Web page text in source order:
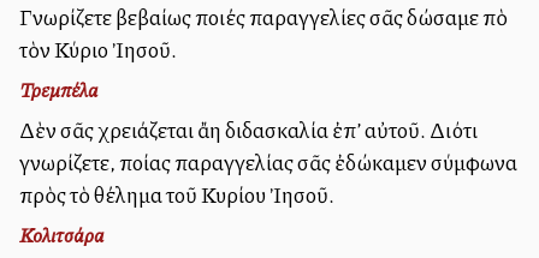
Γνωρίζετε βεβαίως ποιές παραγγελίες σᾶς δώσαμε ἀπὸ
τὸν Κύριο Ἰησοῦ.
Τρεμπέλα
Δὲν σᾶς χρειάζεται ἄλλη διδασκαλία ἐπ’ αὐτοῦ. Διότι
γνωρίζετε, ποίας παραγγελίας σᾶς ἐδώκαμεν σύμφωνα
πρὸς τὸ θέλημα τοῦ Κυρίου Ἰησοῦ.
Κολιτσάρα